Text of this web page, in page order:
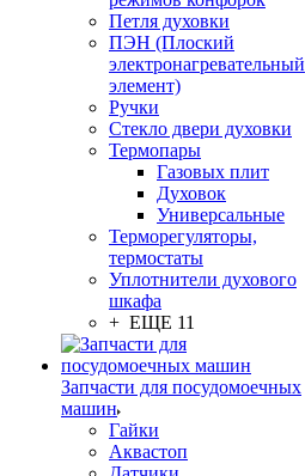
Петля духовки
ПЭН (Плоский
электронагревательный
элемент)
Ручки
Стекло двери духовки
Термопары
Газовых плит
Духовок
Универсальные
Терморегуляторы,
термостаты
Уплотнители духового
шкафа
+ ЕЩЕ 11
Запчасти для посудомоечных
машин
Гайки
Аквастоп